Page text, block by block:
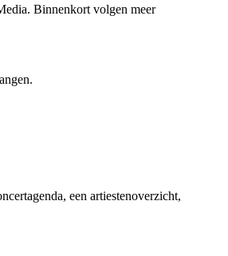
Binnenkort volgen meer
een artiestenoverzicht,